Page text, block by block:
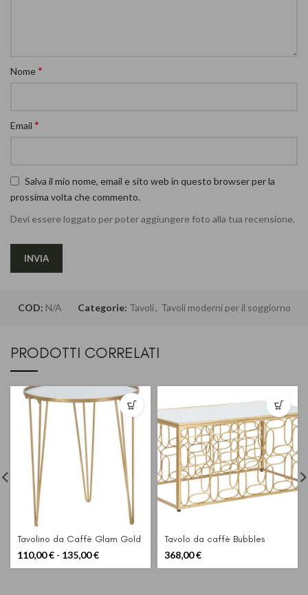
Nome*
Email *
Salva il mio nome, email e sito web in questo browser per la
prossima volta che commento.
Devi essere loggato per poter aggiungere foto alla tua recensione.
COD: N/A Categorie: Tavoli, Tavoli moderni per il soggiorno
PRODOTTI CORRELATI
Tavolino da Caffè Glam Gold
110,00€ - 135,00€Fascia
di
Tavolo da caffè Bubbles
368,00€